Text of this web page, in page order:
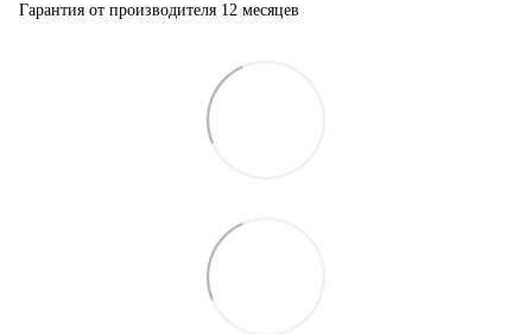
Гарантия от производителя 12 месяцев